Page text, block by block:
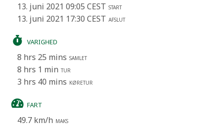
13. juni 2021 09:05 CEST START
13. juni 2021 17:30 CEST AFSLUT
VARIGHED
8 hrs 25 mins SAMLET
8 hrs 1 min TUR
3 hrs 40 mins KØRETUR
FART
49.7 km/h MAKS